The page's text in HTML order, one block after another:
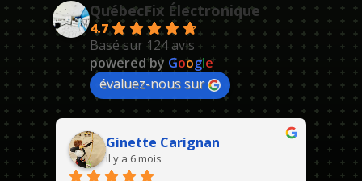
QuébecFix Électronique
4.7
Basé sur 124 avis
powered by Google
évaluez-nous sur
Ginette Carignan
il y a 6 mois